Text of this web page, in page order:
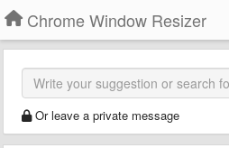
Chrome Window Resizer
Or leave a private message